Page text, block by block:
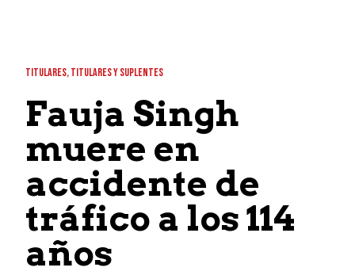
TITULARES,TITULARES Y SUPLENTES
Fauja Singh
muere en
accidente de
tráfico a los 114
años